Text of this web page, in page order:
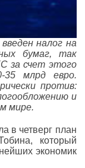
налог на
бумаг, так
за счет этого
35 млрд евро.
против:
и
мире.
в четверг план
который
экономик